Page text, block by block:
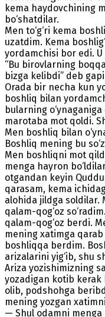
kema haydovchining
bo‘shatdilar.
Men to‘g‘ri kema
uzatdim. Kema
yordamchisi bor edi. U
“Bu birovlarning
bizga kelibdi” deb
Orada bir necha kun
boshliq bilan
bularning
marotaba mot qoldi.
Men boshliq bilan
Boshliq mening bu
Men boshliqni mot
menga hayron
otgandan keyin
qarasam, kema
alohida jildga soldilar.
qalam-qog‘oz
qalam-qog‘oz berdi.
mening xatimga
boshliqqa berdim.
arizalarini yig‘ib, shu
Ariza yozishimizning
yozadigan kotib kerak
olib, podshohga
mening yozgan
— Shul odamni